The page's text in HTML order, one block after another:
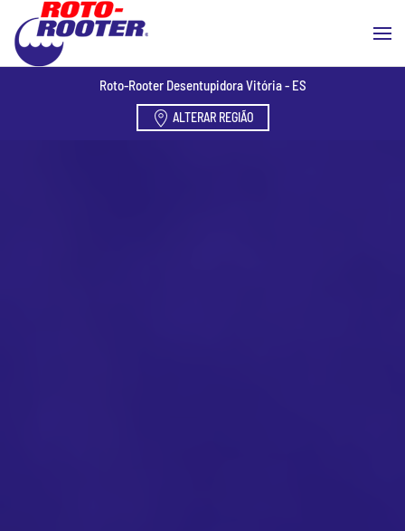
Skip to main content
Roto-Rooter Desentupidora Vitória - ES
ALTERAR REGIÃO